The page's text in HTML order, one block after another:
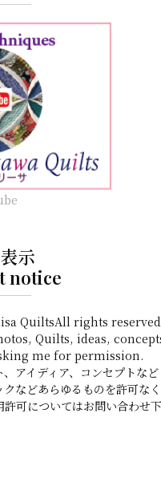
示
notice
QuiltsAll rights
Quilts, ideas,
me for permission.
アイディア、コンセプトなど
などあらゆるものを許可なく
可についてはお問い合わせ下